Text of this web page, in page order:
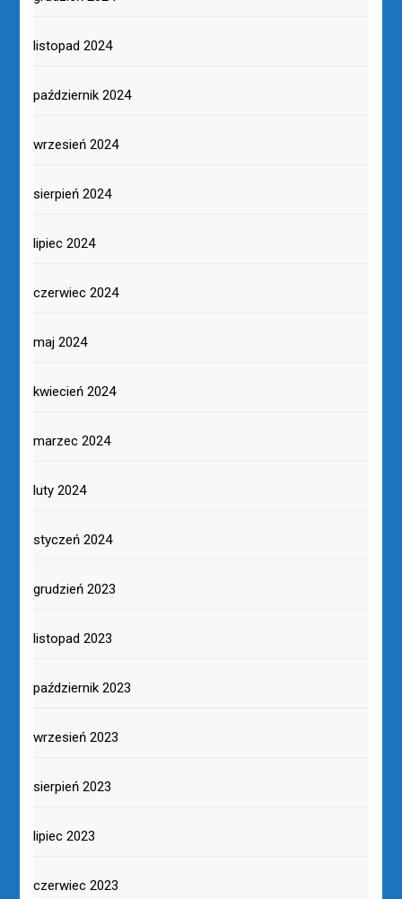
listopad 2024
październik 2024
wrzesień 2024
sierpień 2024
lipiec 2024
czerwiec 2024
maj 2024
kwiecień 2024
marzec 2024
luty 2024
styczeń 2024
grudzień 2023
listopad 2023
październik 2023
wrzesień 2023
sierpień 2023
lipiec 2023
czerwiec 2023